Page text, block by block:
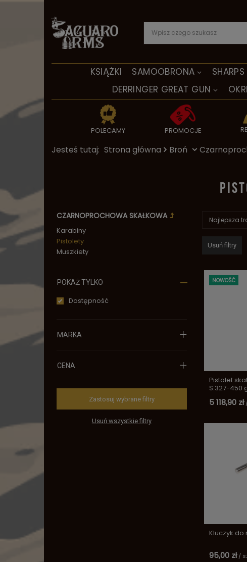
KSIĄŻKI SAMOOBRONA SHARPS
DERRINGER GREAT GUN
POLECAMY PROMOCJE
Jesteś tutaj: Strona główna Broń
CZARNOPROCHOWA SKAŁKOWA
Karabiny
Pistolety
Muszkiety
POKAŻ TYLKO
Dostępność
MARKA
CENA
Zastosuj wybrane filtry
Usuń wszystkie filtry
Najlepsza
Usuń filtry
NOWOŚĆ
Pistolet
S.327-450
5 118,90 zł
Kluczyk
95,00 zł /